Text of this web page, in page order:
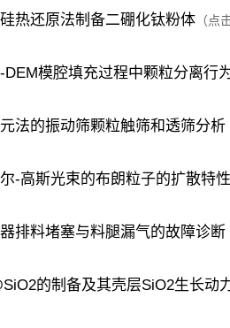
热还原法制备二硼化钛粉体 （点
DEM模腔填充过程中颗粒分离行
法的振动筛颗粒触筛和透筛分析
-高斯光束的布朗粒子的扩散特性
排料堵塞与料腿漏气的故障诊断
的制备及其壳层SiO2生长动